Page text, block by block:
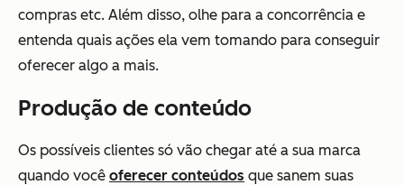
compras etc. Além disso, olhe para a concorrência e
entenda quais ações ela vem tomando para conseguir
oferecer algo a mais.
Produção de conteúdo
Os possíveis clientes só vão chegar até a sua marca
quando você oferecer conteúdos que sanem suas